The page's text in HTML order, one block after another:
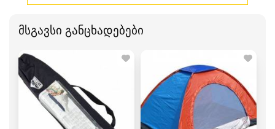
მსგავსი განცხადებები